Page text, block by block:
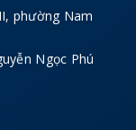
phường Nam
Ngọc Phú